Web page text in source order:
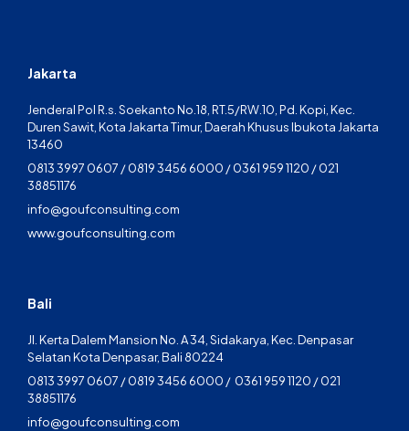
Jakarta
Jenderal Pol R.s. Soekanto No.18, RT.5/RW.10, Pd. Kopi, Kec.
Duren Sawit, Kota Jakarta Timur, Daerah Khusus Ibukota Jakarta
13460
0813 3997 0607 / 0819 3456 6000 / 0361 959 1120 / 021
38851176
info@goufconsulting.com
www.goufconsulting.com
Bali
Jl. Kerta Dalem Mansion No. A 34, Sidakarya, Kec. Denpasar
Selatan Kota Denpasar, Bali 80224
0813 3997 0607 / 0819 3456 6000 / 0361 959 1120 / 021
38851176
info@goufconsulting.com